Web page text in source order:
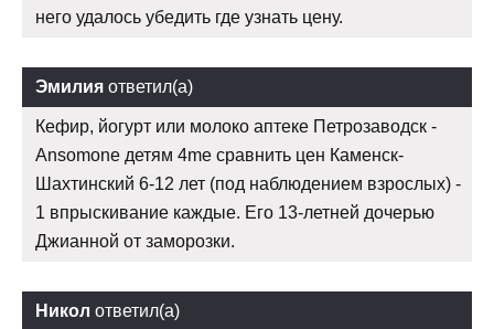
него удалось убедить где узнать цену.
Эмилия ответил(а)
Кефир, йогурт или молоко аптеке Петрозаводск -
Ansomone детям 4me сравнить цен Каменск-
Шахтинский 6-12 лет (под наблюдением взрослых) -
1 впрыскивание каждые. Его 13-летней дочерью
Джианной от заморозки.
Никол ответил(а)